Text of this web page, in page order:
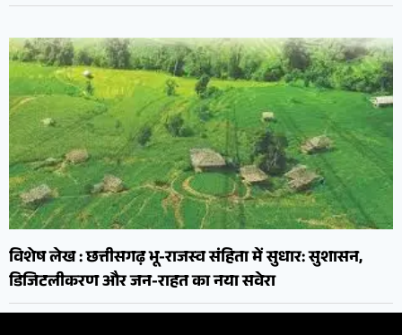
विशेष लेख : छत्तीसगढ़ भू-राजस्व संहिता में सुधार: सुशासन,
डिजिटलीकरण और जन-राहत का नया सवेरा